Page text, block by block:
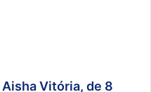
Aisha Vitória, de 8